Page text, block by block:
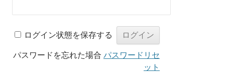
ログイン状態を保存する
パスワードを忘れた場合 パスワードリセ
ット